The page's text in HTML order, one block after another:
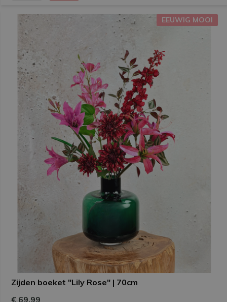
Zijden boeket "Lily Rose" | 70cm
EEUWIG MOOI
€ 69,99